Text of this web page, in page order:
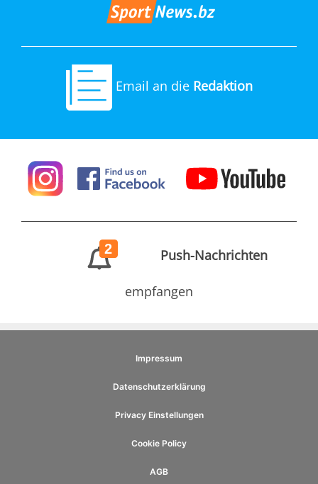
Email an die Redaktion
2 Push-Nachrichten
empfangen
Impressum
Datenschutzerklärung
Privacy Einstellungen
Cookie Policy
AGB